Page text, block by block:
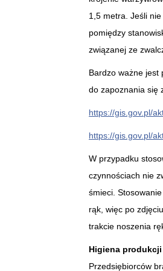
1,5 metra. Jeśli
pomiędzy
związanej ze
Bardzo ważne jest
do zapoznania się
https://gis.gov.pl/
https://gis.gov.pl/
W przypadku
czynnościach nie
śmieci.
rąk, więc po
trakcie noszenia
Higiena
Przedsiębiorców